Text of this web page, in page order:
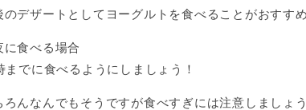
のデザートとしてヨーグルトを食べることがおすす
食べる場合
までに食べるようにしましょう！
ろんなんでもそうですが食べすぎには注意しましょう